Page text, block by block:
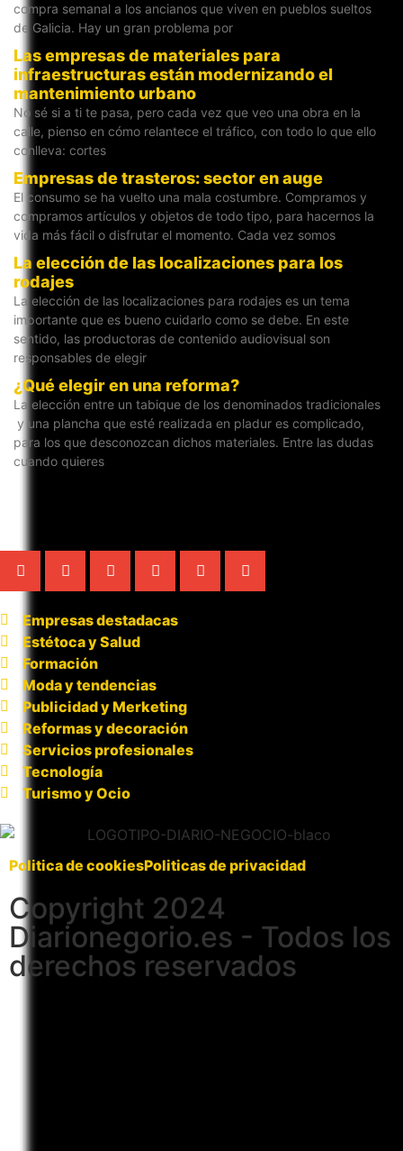
compra semanal a los ancianos que viven en pueblos sueltos
de Galicia. Hay un gran problema por
Las empresas de materiales para
infraestructuras están modernizando el
mantenimiento urbano
No sé si a ti te pasa, pero cada vez que veo una obra en la
calle, pienso en cómo relantece el tráfico, con todo lo que ello
conlleva: cortes
Empresas de trasteros: sector en auge
El consumo se ha vuelto una mala costumbre. Compramos y
compramos artículos y objetos de todo tipo, para hacernos la
vida más fácil o disfrutar el momento. Cada vez somos
La elección de las localizaciones para los
rodajes
La elección de las localizaciones para rodajes es un tema
importante que es bueno cuidarlo como se debe. En este
sentido, las productoras de contenido audiovisual son
responsables de elegir
¿Qué elegir en una reforma?
La elección entre un tabique de los denominados tradicionales
y una plancha que esté realizada en pladur es complicado,
para los que desconozcan dichos materiales. Entre las dudas
cuando quieres
Empresas destadacas
Estétoca y Salud
Formación
Moda y tendencias
Publicidad y Merketing
Reformas y decoración
Servicios profesionales
Tecnología
Turismo y Ocio
Politica de cookiesPoliticas de privacidad
Copyright 2024
Diarionegorio.es - Todos los
derechos reservados